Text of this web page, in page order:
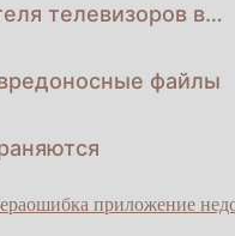
телевизоров в…
файлы
ошибка приложение